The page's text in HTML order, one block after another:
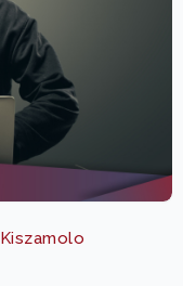
Kiszamolo